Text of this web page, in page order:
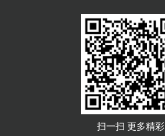
扫一扫 更多精彩